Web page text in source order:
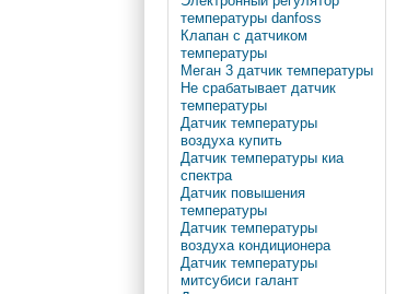
температуры danfoss
Клапан с датчиком
температуры
Меган 3 датчик температуры
Не срабатывает датчик
температуры
Датчик температуры
воздуха купить
Датчик температуры киа
спектра
Датчик повышения
температуры
Датчик температуры
воздуха кондиционера
Датчик температуры
митсубиси галант